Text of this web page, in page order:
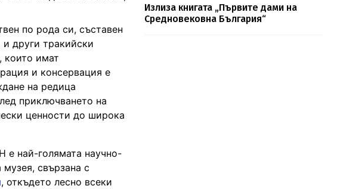
по рода си, съставен
други тракийски
които имат
и консервация е
на редица
приключването на
ценности до широка
е най-голямата научно-
свързана с
, откъдето лесно всеки
Излиза книгата „Първите дами на
Средновековна България“